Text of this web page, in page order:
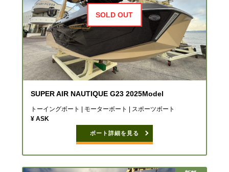
SOLD OUT
SUPER AIR NAUTIQUE G23 2025Model
トーイングボート | モーターボート | スポーツボート
¥ ASK
ボート詳細を見る